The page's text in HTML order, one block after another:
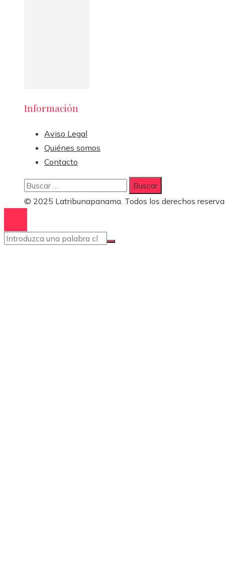
Información
Aviso Legal
Quiénes somos
Contacto
Buscar:
© 2025 Latribunapanama. Todos los derechos